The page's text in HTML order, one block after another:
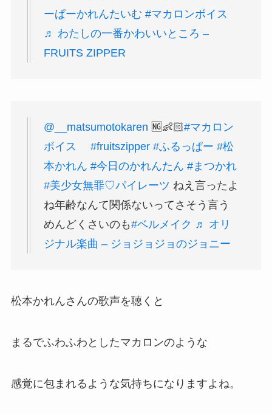
ーぱーかれんたいむ #マカロンボイス
♬ わたしの一番かわいいところ –
FRUITS ZIPPER
@__matsumotokaren 🆖👶🏻#マカロン
ボイス
#fruitszipper #ふるっぱー #松
本かれん #今日のかれんたん #まつかれ
#美少女無罪♡パイレーツ ねえ言ったよ
ね年齢なんて関係ないってさそう言う
めんどくさいのも#ベルメイク ♬ オリ
ジナル楽曲 – ジョジョジョのジョニー
松本かれんさんの歌声を聴くと
まるでふわふわとしたマカロンのような
感覚に包まれるような気持ちになりますよね。